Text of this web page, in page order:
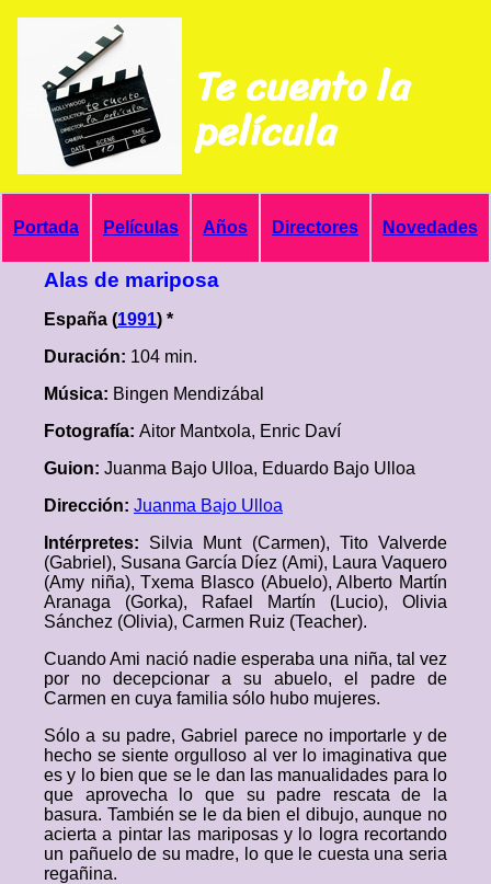
Te cuento la
película
Portada Películas Años Directores Novedades
Alas de mariposa
España (1991) *
Duración: 104 min.
Música: Bingen Mendizábal
Fotografía: Aitor Mantxola, Enric Daví
Guion: Juanma Bajo Ulloa, Eduardo Bajo Ulloa
Dirección: Juanma Bajo Ulloa
Intérpretes: Silvia Munt (Carmen), Tito Valverde
(Gabriel), Susana García Díez (Ami), Laura Vaquero
(Amy niña), Txema Blasco (Abuelo), Alberto Martín
Aranaga (Gorka), Rafael Martín (Lucio), Olivia
Sánchez (Olivia), Carmen Ruiz (Teacher).
Cuando Ami nació nadie esperaba una niña, tal vez
por no decepcionar a su abuelo, el padre de
Carmen en cuya familia sólo hubo mujeres.
Sólo a su padre, Gabriel parece no importarle y de
hecho se siente orgulloso al ver lo imaginativa que
es y lo bien que se le dan las manualidades para lo
que aprovecha lo que su padre rescata de la
basura. También se le da bien el dibujo, aunque no
acierta a pintar las mariposas y lo logra recortando
un pañuelo de su madre, lo que le cuesta una seria
regañina.